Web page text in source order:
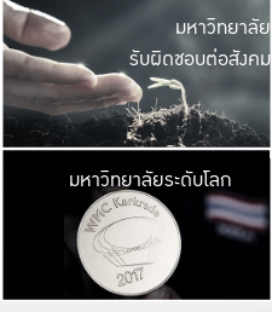
มหาวิ
ค
เปิดประ
และพบเรื่องราวใ
มหาวิทยาลัย
รับผิดชอบต่อสังคม
มหาวิ
เปลี่ยนแปลง แล
เพื่อทำง
ระบบสารสนเทศ
มหาวิทยาลัยระดับโลก